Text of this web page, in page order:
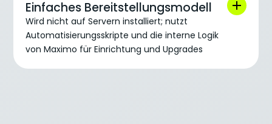
Einfaches Bereitstellungsmodell
Wird nicht auf Servern installiert; nutzt
Automatisierungsskripte und die interne Logik
von Maximo für Einrichtung und Upgrades